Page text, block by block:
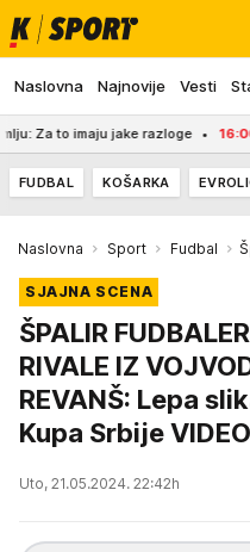
Naslovna Najnovije Vesti
to imaju jake razloge 16:00
FUDBAL KOŠARKA
Naslovna Sport Fudbal
SJAJNA SCENA
ŠPALIR
RIVALE IZ
REVANŠ: Lepa
Kupa Srbije VIDEO
Uto, 21.05.2024. 22:42h